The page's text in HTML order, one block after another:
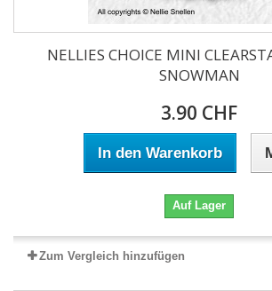
NELLIES CHOICE MINI
SNOWMAN
3.90 CHF
In den Warenkorb
Auf Lager
Zum Vergleich hinzufügen